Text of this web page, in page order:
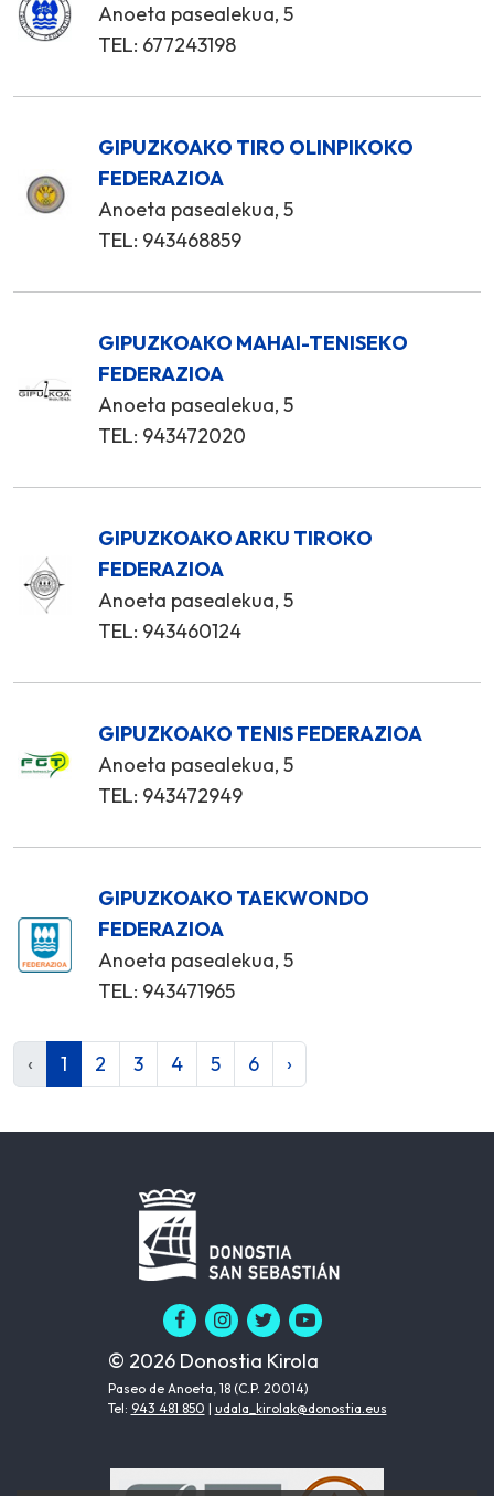
Anoeta pasealekua, 5
TEL: 677243198
GIPUZKOAKO TIRO OLINPIKOKO
FEDERAZIOA
Anoeta pasealekua, 5
TEL: 943468859
GIPUZKOAKO MAHAI-TENISEKO
FEDERAZIOA
Anoeta pasealekua, 5
TEL: 943472020
GIPUZKOAKO ARKU TIROKO
FEDERAZIOA
Anoeta pasealekua, 5
TEL: 943460124
GIPUZKOAKO TENIS FEDERAZIOA
Anoeta pasealekua, 5
TEL: 943472949
GIPUZKOAKO TAEKWONDO
FEDERAZIOA
Anoeta pasealekua, 5
TEL: 943471965
‹ 1 2 3 4 5 6 ›
© 2026 Donostia Kirola
Paseo de Anoeta, 18 (C.P. 20014)
Tel: 943 481 850 | udala_kirolak@donostia.eus